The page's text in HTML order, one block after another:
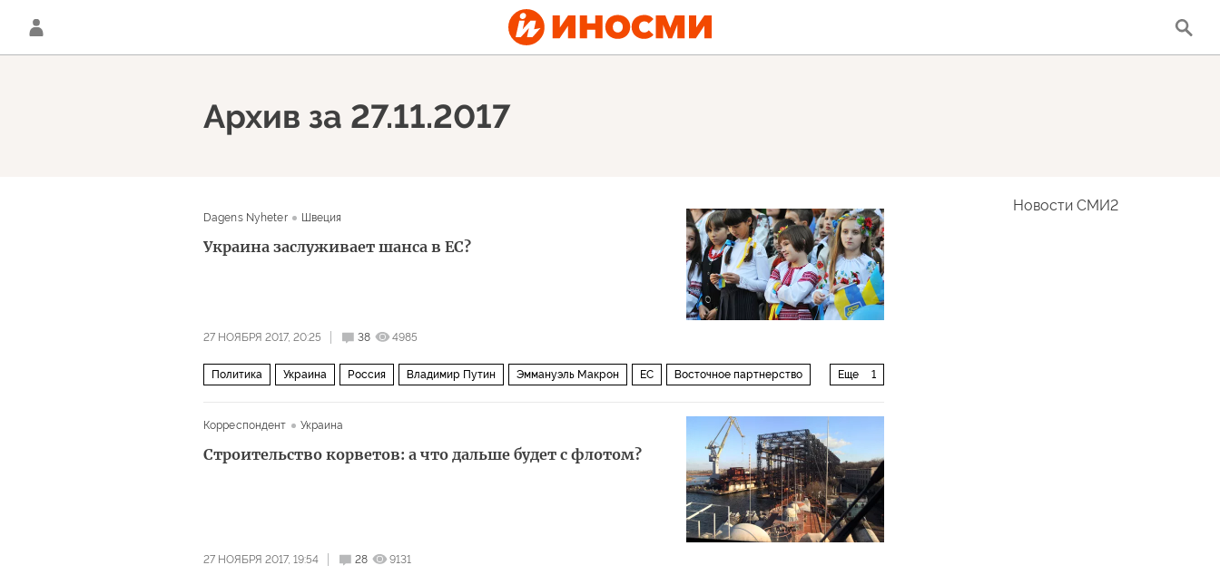
Архив за 27.11.2017
Dagens Nyheter Швеция
Украина заслуживает шанса в ЕС?
27 НОЯБРЯ 2017, 20:25 38 4985
Еще 1
Политика Украина Россия Владимир Путин Эммануэль Макрон ЕС Восточное партнерство
Корреспондент
Украина
Строительство корветов: а что дальше будет с флотом?
27 НОЯБРЯ 2017, 19:54 28 9131
Новости СМИ2